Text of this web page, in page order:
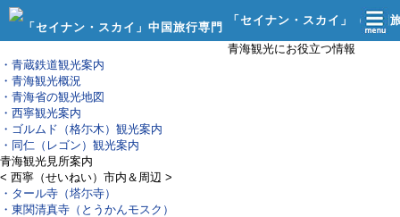
「セイナン・スカイ」（中国
青海観光にお役立つ情報
・青蔵鉄道観光案内
・青海観光概況
・青海省の観光地図
・西寧観光案内
・ゴルムド（格尓木）観光案内
・同仁（レゴン）観光案内
青海観光見所案内
< 西寧（せいねい）市内＆周辺 >
・タール寺（塔尓寺）
・東関清真寺（とうかんモスク）